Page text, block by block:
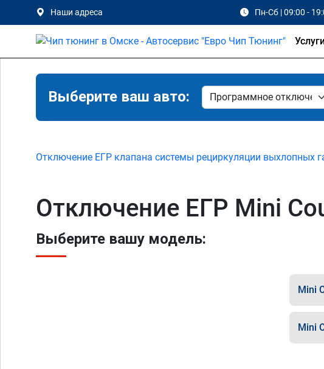
Наши адреса Пн-Сб | 09:00 -
Выберите ваш авто:
Отключение ЕГР клапана системы рециркуляции выхлопных
Отключение ЕГР Mini
Выберите вашу модель:
Mini
Mini